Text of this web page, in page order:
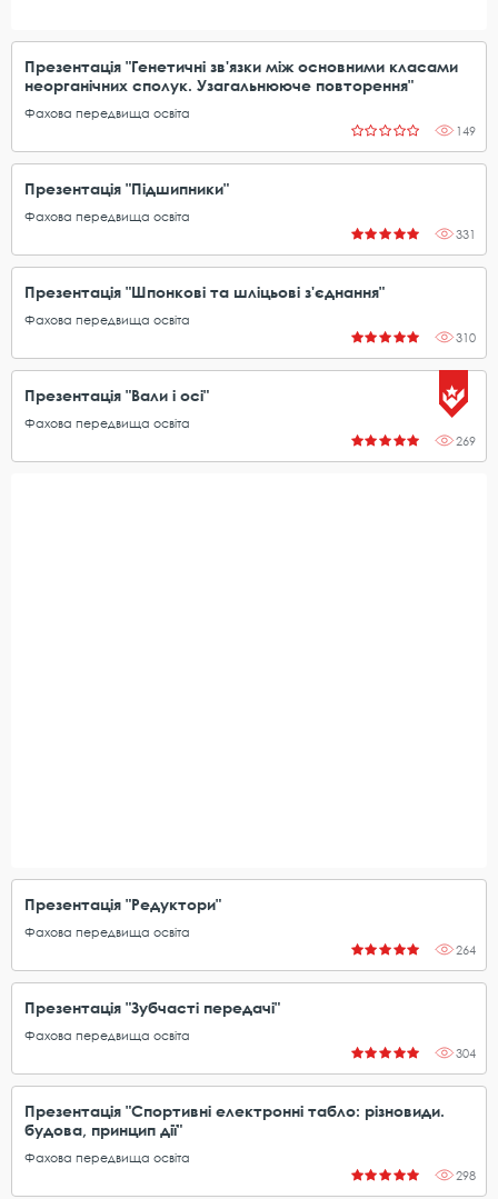
Презентація "Генетичні зв'язки між основними класами
неорганічних сполук. Узагальнююче повторення"
Фахова передвища освіта
149
Презентація "Підшипники"
Фахова передвища освіта
331
Презентація "Шпонкові та шліцьові з'єднання"
Фахова передвища освіта
310
Презентація "Вали і осі"
Фахова передвища освіта
269
Презентація "Редуктори"
Фахова передвища освіта
264
Презентація "Зубчасті передачі"
Фахова передвища освіта
304
Презентація "Спортивні електронні табло: різновиди.
будова, принцип дії"
Фахова передвища освіта
298